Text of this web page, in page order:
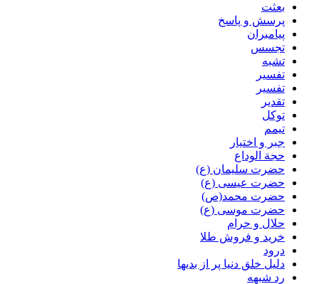
بعثت
پرسش و پاسخ
پیامبران
تجسس
تشبه
تفسیر
تفسیر
تقدیر
توکل
تیمم
جبر و اختیار
حجة الوداع
حضرت سلیمان (ع)
حضرت عیسی (ع)
حضرت محمد(ص)
حضرت موسی (ع)
حلال و حرام
خرید و فروش طلا
درود
دلیل خلق دنیا پر از بدیها
رد شبهه